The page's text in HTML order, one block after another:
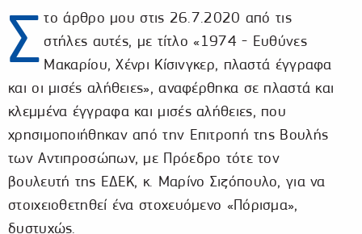
Σ το άρθρο μου στις 26.7.2020 από τις
στήλες αυτές, με τίτλο «1974 - Ευθύνες
Μακαρίου, Χένρι Κίσινγκερ, πλαστά έγγραφα
και οι μισές αλήθειες», αναφέρθηκα σε πλαστά και
κλεμμένα έγγραφα και μισές αλήθειες, που
χρησιμοποιήθηκαν από την Επιτροπή της Βουλής
των Αντιπροσώπων, με Πρόεδρο τότε τον
βουλευτή της ΕΔΕΚ, κ. Μαρίνο Σιζόπουλο, για να
στοιχειοθετηθεί ένα στοχευόμενο «Πόρισμα»,
δυστυχώς.